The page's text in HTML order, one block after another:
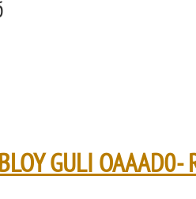
GULI OAAAD0-